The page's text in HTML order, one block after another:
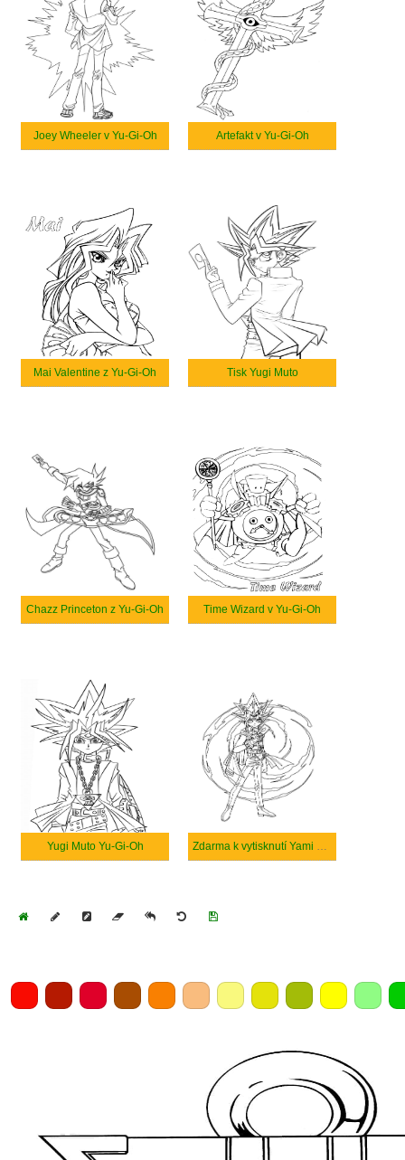
Joey Wheeler v Yu-Gi-Oh Artefakt v Yu-Gi-Oh
Mai Valentine z Yu-Gi-Oh Tisk Yugi Muto
Chazz Princeton z Yu-Gi-Oh Time Wizard v Yu-Gi-Oh
Yugi Muto Yu-Gi-Oh Zdarma k vytisknutí Yami Yugi